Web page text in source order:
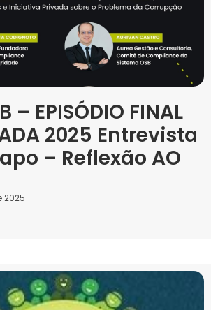
– EPISÓDIO FINAL
2025 Entrevista
– Reflexão AO
2025